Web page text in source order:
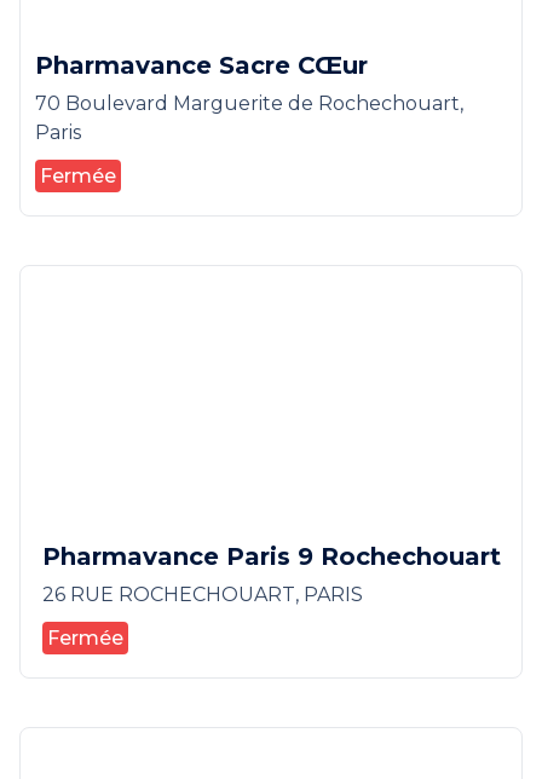
Pharmavance Sacre CŒur
70 Boulevard Marguerite de Rochechouart,
Paris
Fermée
Pharmavance Paris 9 Rochechouart
26 RUE ROCHECHOUART, PARIS
Fermée